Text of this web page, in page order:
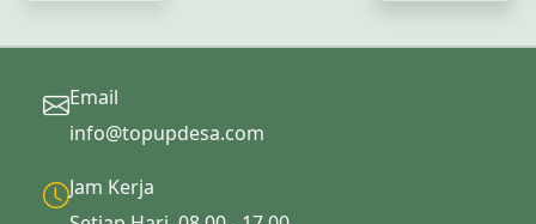
Email
info@topupdesa.com
Jam Kerja